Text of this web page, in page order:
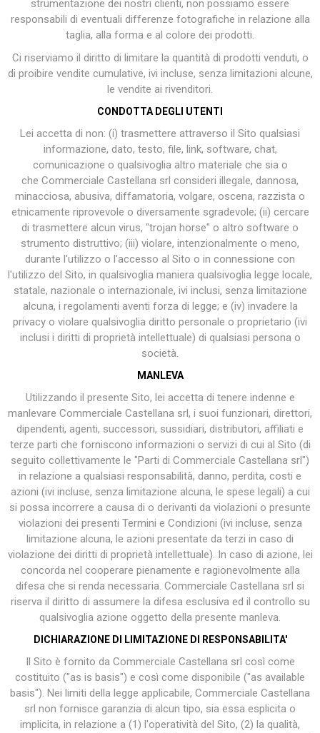
strumentazione dei nostri clienti, non possiamo essere
responsabili di eventuali differenze fotografiche in relazione alla
taglia, alla forma e al colore dei prodotti.
Ci riserviamo il diritto di limitare la quantità di prodotti venduti, o
di proibire vendite cumulative, ivi incluse, senza limitazioni alcune,
le vendite ai rivenditori.
CONDOTTA DEGLI UTENTI
Lei accetta di non: (i) trasmettere attraverso il Sito qualsiasi
informazione, dato, testo, file, link, software, chat,
comunicazione o qualsivoglia altro materiale che sia o
che Commerciale Castellana srl consideri illegale, dannosa,
minacciosa, abusiva, diffamatoria, volgare, oscena, razzista o
etnicamente riprovevole o diversamente sgradevole; (ii) cercare
di trasmettere alcun virus, "trojan horse" o altro software o
strumento distruttivo; (iii) violare, intenzionalmente o meno,
durante l'utilizzo o l'accesso al Sito o in connessione con
l'utilizzo del Sito, in qualsivoglia maniera qualsivoglia legge locale,
statale, nazionale o internazionale, ivi inclusi, senza limitazione
alcuna, i regolamenti aventi forza di legge; e (iv) invadere la
privacy o violare qualsivoglia diritto personale o proprietario (ivi
inclusi i diritti di proprietà intellettuale) di qualsiasi persona o
società.
MANLEVA
Utilizzando il presente Sito, lei accetta di tenere indenne e
manlevare Commerciale Castellana srl, i suoi funzionari, direttori,
dipendenti, agenti, successori, sussidiari, distributori, affiliati e
terze parti che forniscono informazioni o servizi di cui al Sito (di
seguito collettivamente le "Parti di Commerciale Castellana srl")
in relazione a qualsiasi responsabilità, danno, perdita, costi e
azioni (ivi incluse, senza limitazione alcuna, le spese legali) a cui
si possa incorrere a causa di o derivanti da violazioni o presunte
violazioni dei presenti Termini e Condizioni (ivi incluse, senza
limitazione alcuna, le azioni presentate da terzi in caso di
violazione dei diritti di proprietà intellettuale). In caso di azione, lei
concorda nel cooperare pienamente e ragionevolmente alla
difesa che si renda necessaria. Commerciale Castellana srl si
riserva il diritto di assumere la difesa esclusiva ed il controllo su
qualsivoglia azione oggetto della presente manleva.
DICHIARAZIONE DI LIMITAZIONE DI RESPONSABILITA'
Il Sito è fornito da Commerciale Castellana srl così come
costituito ("as is basis") e così come disponibile ("as available
basis"). Nei limiti della legge applicabile, Commerciale Castellana
srl non fornisce garanzia di alcun tipo, sia essa esplicita o
implicita, in relazione a (1) l'operatività del Sito, (2) la qualità,